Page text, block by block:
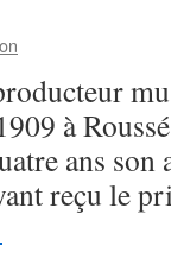
à
ans son
reçu le